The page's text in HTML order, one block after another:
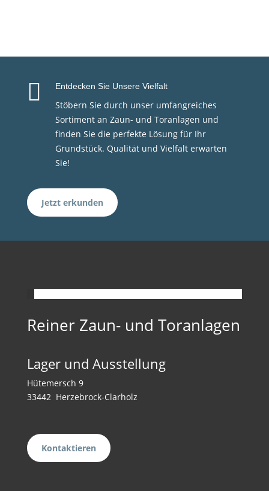
 Entdecken Sie Unsere Vielfalt
Stöbern Sie durch unser umfangreiches
Sortiment an Zaun- und Toranlagen und
finden Sie die perfekte Lösung für Ihr
Grundstück. Qualität und Vielfalt erwarten
Sie!
Jetzt erkunden
Reiner Zaun- und Toranlagen
Lager und Ausstellung
Hütemersch 9
33442 Herzebrock-Clarholz
Kontaktieren